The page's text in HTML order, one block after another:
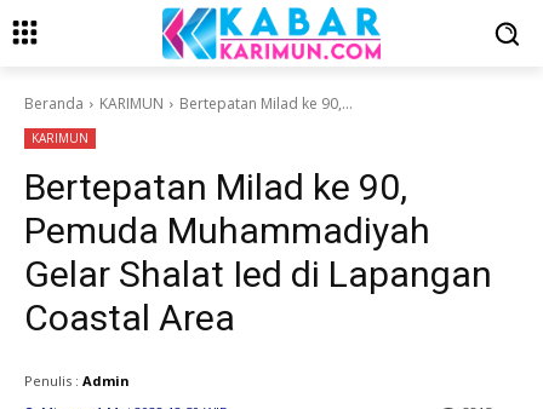
Beranda KARIMUN Bertepatan Milad ke 90,...
KARIMUN
Bertepatan Milad ke 90,
Pemuda Muhammadiyah
Gelar Shalat Ied di Lapangan
Coastal Area
Penulis : Admin